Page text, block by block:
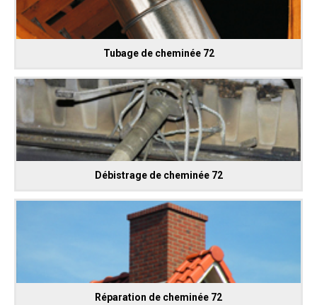
Tubage de cheminée 72
Débistrage de cheminée 72
Réparation de cheminée 72